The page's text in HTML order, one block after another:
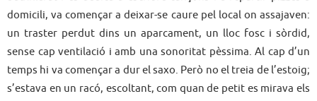
domicili, va començar a deixar-se caure pel local on assajaven:
un traster perdut dins un aparcament, un lloc fosc i sòrdid,
sense cap ventilació i amb una sonoritat pèssima. Al cap d’un
temps hi va començar a dur el saxo. Però no el treia de l’estoig;
s’estava en un racó, escoltant, com quan de petit es mirava els